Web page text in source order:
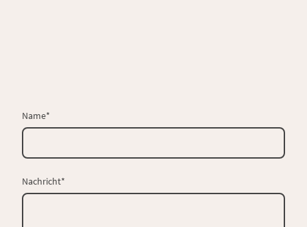
Name*
Nachricht*